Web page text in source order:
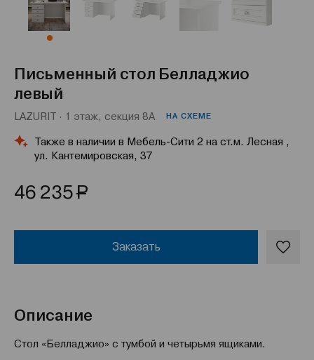
Письменный стол Белладжио
левый
LAZURIT · 1 этаж, секция 8А НА СХЕМЕ
Также в наличии в Мебель-Сити 2 на ст.м. Лесная ,
ул. Кантемировская, 37
46 235Р
Заказать
Описание
Стол «Белладжио» с тумбой и четырьмя ящиками.